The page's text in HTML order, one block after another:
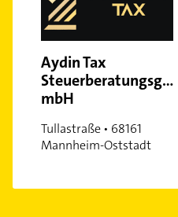
Aydin Tax
mbH
Tullastraße • 68161
Mannheim-Oststadt